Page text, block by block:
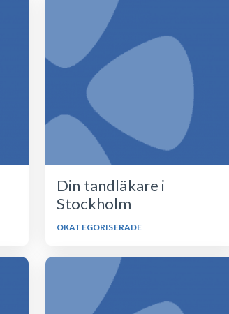
Din tandläkare i
Stockholm
OKATEGORISERADE